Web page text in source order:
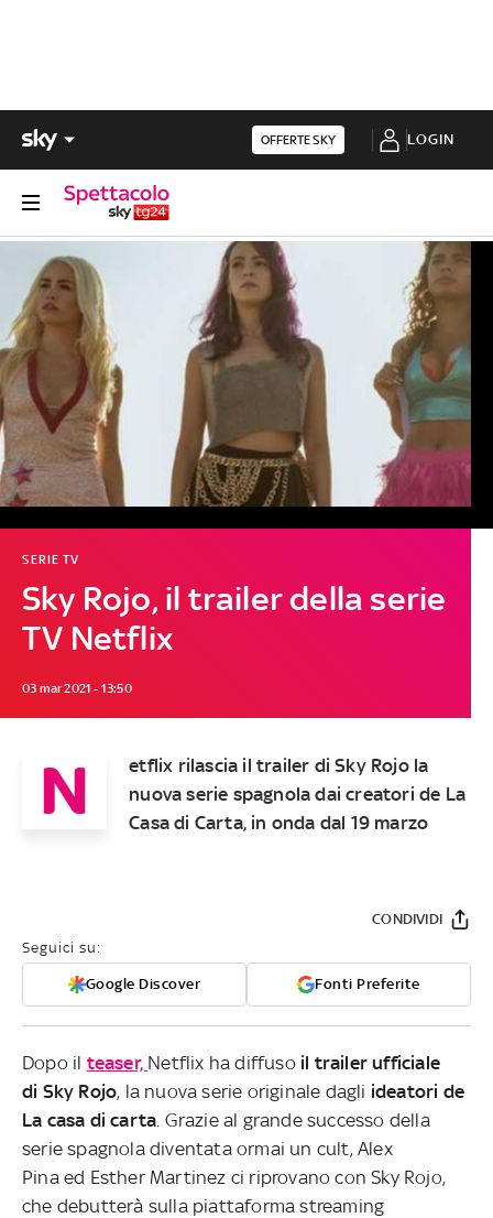
OFFERTE SKY LOGIN
Sky Rojo, il trailer della serie
TV Netflix
SERIE TV
03 mar 2021 - 13:50
N
etflix rilascia il trailer di Sky Rojo la
nuova serie spagnola dai creatori de La
Casa di Carta, in onda dal 19 marzo
Seguici su:
Google Discover Fonti Preferite
CONDIVIDI
Dopo il teaser, Netflix ha diffuso il trailer ufficiale
di Sky Rojo, la nuova serie originale dagli ideatori de
La casa di carta . Grazie al grande successo della
serie spagnola diventata ormai un cult, Alex
Pina ed Esther Martinez ci riprovano con Sky Rojo,
che debutterà sulla piattaforma streaming